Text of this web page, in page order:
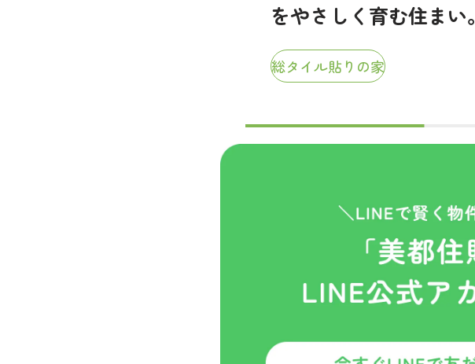
をやさしく育む住まい。
総タイル貼りの家